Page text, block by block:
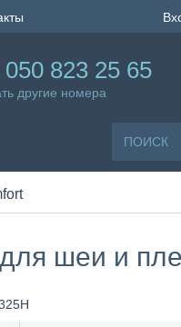
050 823 25 65
другие номера
шеи и